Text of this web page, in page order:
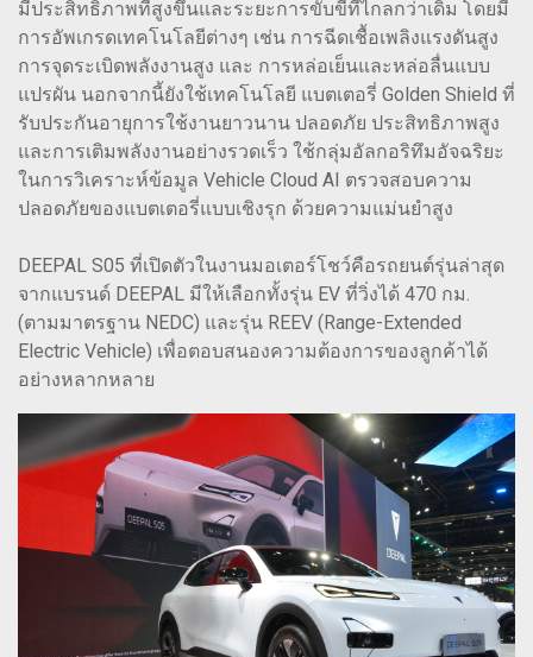
มีประสิทธิภาพที่สูงขึ้นและระยะการขับขี่ที่ไกลกว่าเดิม โดยมี
การอัพเกรดเทคโนโลยีต่างๆ เช่น การฉีดเชื้อเพลิงแรงดันสูง
การจุดระเบิดพลังงานสูง และ การหล่อเย็นและหล่อลื่นแบบ
แปรผัน นอกจากนี้ยังใช้เทคโนโลยี แบตเตอรี่ Golden Shield ที่
รับประกันอายุการใช้งานยาวนาน ปลอดภัย ประสิทธิภาพสูง
และการเติมพลังงานอย่างรวดเร็ว ใช้กลุ่มอัลกอริทึมอัจฉริยะ
ในการวิเคราะห์ข้อมูล Vehicle Cloud AI ตรวจสอบความ
ปลอดภัยของแบตเตอรี่แบบเชิงรุก ด้วยความแม่นยำสูง
DEEPAL S05 ที่เปิดตัวในงานมอเตอร์โชว์คือรถยนต์รุ่นล่าสุด
จากแบรนด์ DEEPAL มีให้เลือกทั้งรุ่น EV ที่วิ่งได้ 470 กม.
(ตามมาตรฐาน NEDC) และรุ่น REEV (Range-Extended
Electric Vehicle) เพื่อตอบสนองความต้องการของลูกค้าได้
อย่างหลากหลาย